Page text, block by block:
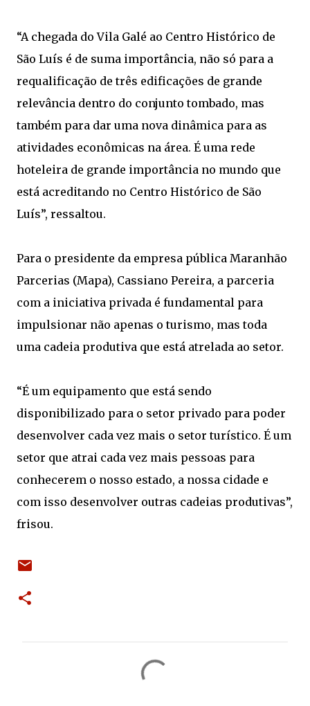
“A chegada do Vila Galé ao Centro Histórico de
São Luís é de suma importância, não só para a
requalificação de três edificações de grande
relevância dentro do conjunto tombado, mas
também para dar uma nova dinâmica para as
atividades econômicas na área. É uma rede
hoteleira de grande importância no mundo que
está acreditando no Centro Histórico de São
Luís”, ressaltou.
Para o presidente da empresa pública Maranhão
Parcerias (Mapa), Cassiano Pereira, a parceria
com a iniciativa privada é fundamental para
impulsionar não apenas o turismo, mas toda
uma cadeia produtiva que está atrelada ao setor.
“É um equipamento que está sendo
disponibilizado para o setor privado para poder
desenvolver cada vez mais o setor turístico. É um
setor que atrai cada vez mais pessoas para
conhecerem o nosso estado, a nossa cidade e
com isso desenvolver outras cadeias produtivas”,
frisou.